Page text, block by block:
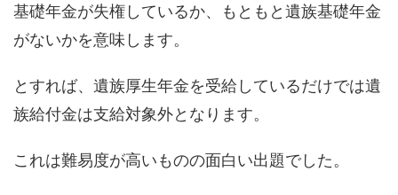
基礎年金が失権しているか、もともと遺族基礎年金
がないかを意味します。
とすれば、遺族厚生年金を受給しているだけでは遺
族給付金は支給対象外となります。
これは難易度が高いものの面白い出題でした。